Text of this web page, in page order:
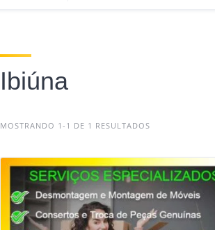
Ibiúna
MOSTRANDO 1-1 DE 1 RESULTADOS